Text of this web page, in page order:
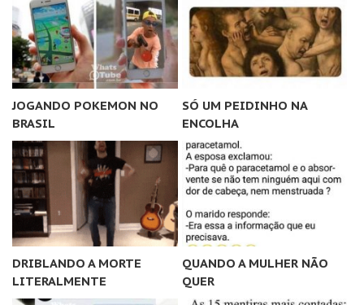
JOGANDO POKEMON NO
BRASIL
SÓ UM PEIDINHO NA
ENCOLHA
DRIBLANDO A MORTE
LITERALMENTE
QUANDO A MULHER NÃO
QUER